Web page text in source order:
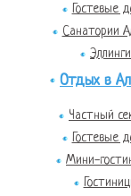
Гостевые
Санатории
Эллинги
Отдых в
Частный
Гостевые
Мини-